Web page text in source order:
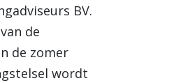
BV.
de
de zomer
wordt